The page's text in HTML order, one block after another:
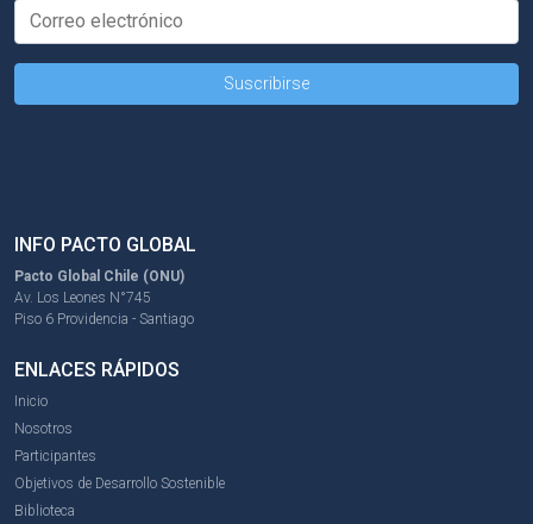
INFO PACTO GLOBAL
Pacto Global Chile (ONU)
Av. Los Leones N°745
Piso 6 Providencia - Santiago
ENLACES RÁPIDOS
Inicio
Nosotros
Participantes
Objetivos de Desarrollo Sostenible
Biblioteca